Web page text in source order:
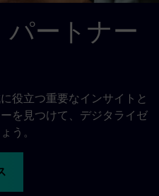
パートナー
役立つ重要なインサイトと
を見つけて、デジタライゼ
う。